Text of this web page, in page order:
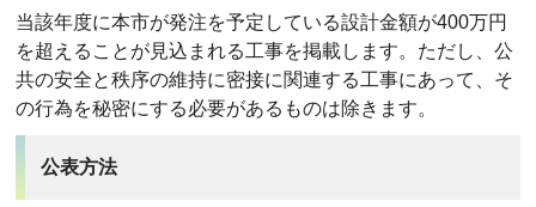
当該年度に本市が発注を予定している設計金額が400万円
を超えることが見込まれる工事を掲載します。ただし、公
共の安全と秩序の維持に密接に関連する工事にあって、そ
の行為を秘密にする必要があるものは除きます。
公表方法